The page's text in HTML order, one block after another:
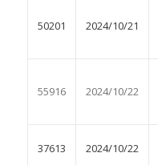
50201 2024/10/21
55916 2024/10/22
37613 2024/10/22